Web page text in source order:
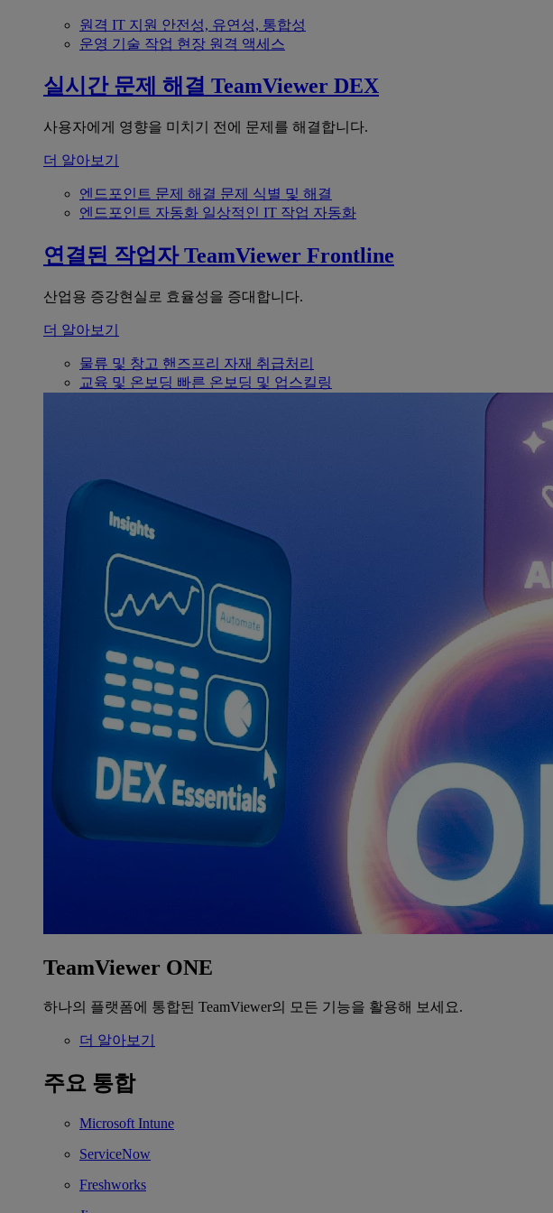
원격 IT 지원 안전성, 유연성, 통합성
운영 기술 작업 현장 원격 액세스
실시간 문제 해결 TeamViewer DEX
사용자에게 영향을 미치기 전에 문제를 해결합니다.
더 알아보기
엔드포인트 문제 해결 문제 식별 및 해결
엔드포인트 자동화 일상적인 IT 작업 자동화
연결된 작업자 TeamViewer Frontline
산업용 증강현실로 효율성을 증대합니다.
더 알아보기
물류 및 창고 핸즈프리 자재 취급처리
교육 및 온보딩 빠른 온보딩 및 업스킬링
TeamViewer ONE
하나의 플랫폼에 통합된 TeamViewer의 모든 기능을 활용해 보세요.
더 알아보기
주요 통합
Microsoft Intune
ServiceNow
Freshworks